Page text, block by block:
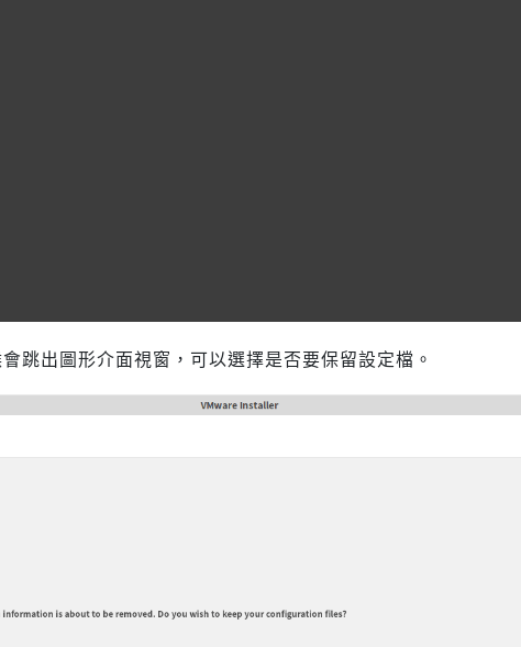
跳出圖形介面視窗，可以選擇是否要保留設定檔。